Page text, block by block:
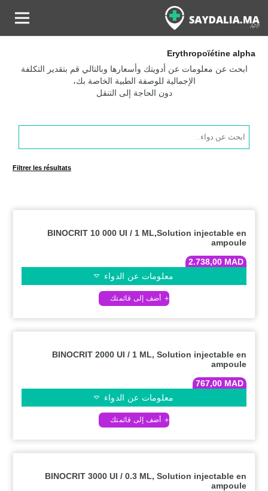
Erythropoïétine alpha
ابحث عن معلومات عن أدويتك وأسعارها وبالتالي قم بتقدير التكلفة
الإجمالية للوصفة الطبية الخاصة بك،
دون الحاجة إلى التنقل
Products
search
Filtrer les résultats
BINOCRIT 10 000 UI / 1 ML,Solution injectable en
ampoule
2.738,00 MAD
معلومات عن الدواء
BINOCRIT 2000 UI / 1 ML, Solution injectable en
ampoule
767,00 MAD
معلومات عن الدواء
BINOCRIT 3000 UI / 0.3 ML, Solution injectable en
ampoule